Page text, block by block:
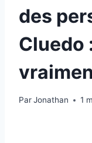
des
Cluedo
ParJonathan 1